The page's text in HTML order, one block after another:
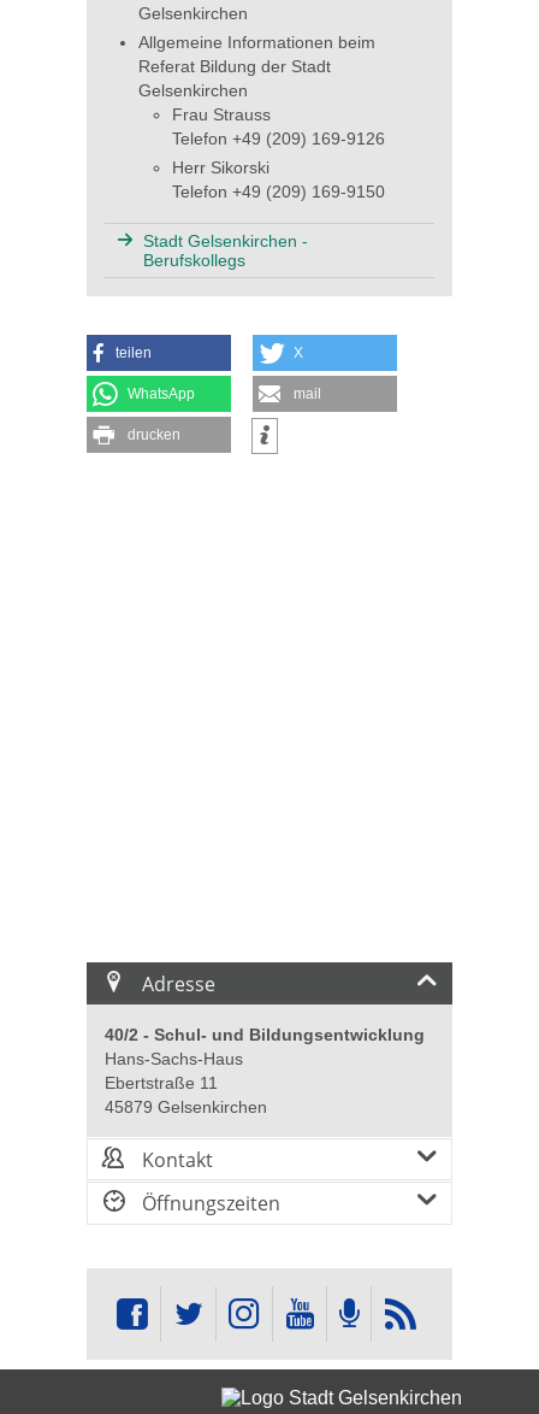
Gelsenkirchen
Allgemeine Informationen beim
Referat Bildung der Stadt
Gelsenkirchen
Frau Strauss
Telefon +49 (209) 169-9126
Herr Sikorski
Telefon +49 (209) 169-9150
Stadt Gelsenkirchen -
Berufskollegs
teilen X
WhatsApp mail
drucken
Adresse
40/2 - Schul- und Bildungsentwicklung
Hans-Sachs-Haus
Ebertstraße 11
45879 Gelsenkirchen
Kontakt
Öffnungszeiten